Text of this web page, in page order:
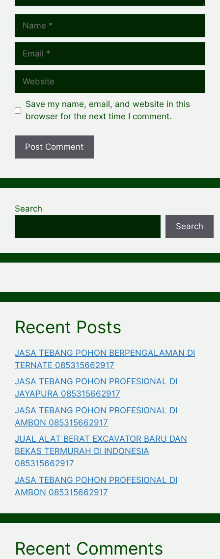
Name
Email
Website
Save my name, email, and website in this
browser for the next time I comment.
Search
Search
Recent Posts
JASA TEBANG POHON BERPENGALAMAN DI
TERNATE 085315662917
JASA TEBANG POHON PROFESIONAL DI
JAYAPURA 085315662917
JASA TEBANG POHON PROFESIONAL DI
AMBON 085315662917
JUAL ALAT BERAT EXCAVATOR BARU DAN
BEKAS TERMURAH DI INDONESIA
085315662917
JASA TEBANG POHON PROFESIONAL DI
AMBON 085315662917
Recent Comments